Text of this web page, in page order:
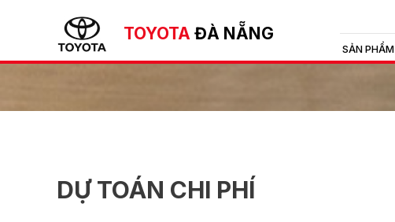
TOYOTA ĐÀ NẴNG
SẢN PHẨM
DỰ TOÁN CHI PHÍ